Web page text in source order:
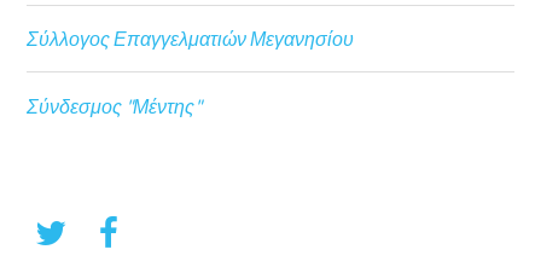
Σύλλογος Επαγγελματιών Μεγανησίου
Σύνδεσμος "Μέντης"